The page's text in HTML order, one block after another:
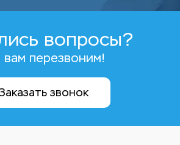
вопросы?
перезвоним!
звонок